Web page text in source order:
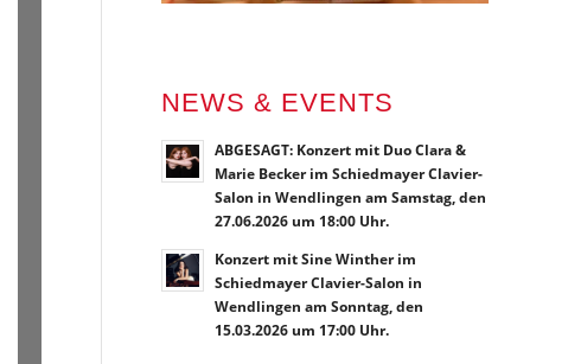
NEWS & EVENTS
ABGESAGT: Konzert mit Duo Clara &
Marie Becker im Schiedmayer Clavier-
Salon in Wendlingen am Samstag, den
27.06.2026 um 18:00 Uhr.
Konzert mit Sine Winther im
Schiedmayer Clavier-Salon in
Wendlingen am Sonntag, den
15.03.2026 um 17:00 Uhr.